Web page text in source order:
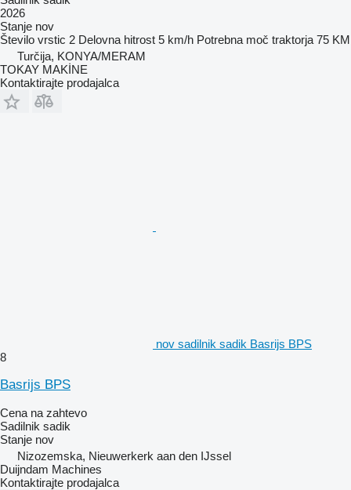
2026
Stanje nov
Število vrstic 2 Delovna hitrost 5 km/h Potrebna moč traktorja 75 KM
Turčija, KONYA/MERAM
TOKAY MAKİNE
Kontaktirajte prodajalca
nov sadilnik sadik Basrijs BPS
8
Basrijs BPS
Cena na zahtevo
Sadilnik sadik
Stanje nov
Nizozemska, Nieuwerkerk aan den IJssel
Duijndam Machines
Kontaktirajte prodajalca